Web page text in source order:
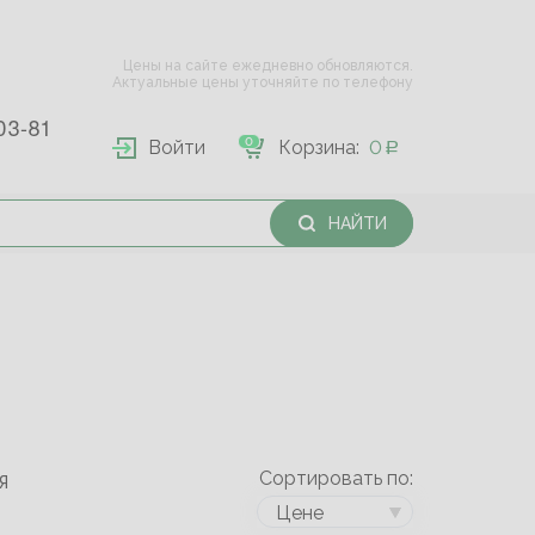
Цены на сайте ежедневно обновляются.
Актуальные цены уточняйте по телефону
81
Войти Корзина: 0
0
НАЙТИ
Я
Сортировать по:
Цене